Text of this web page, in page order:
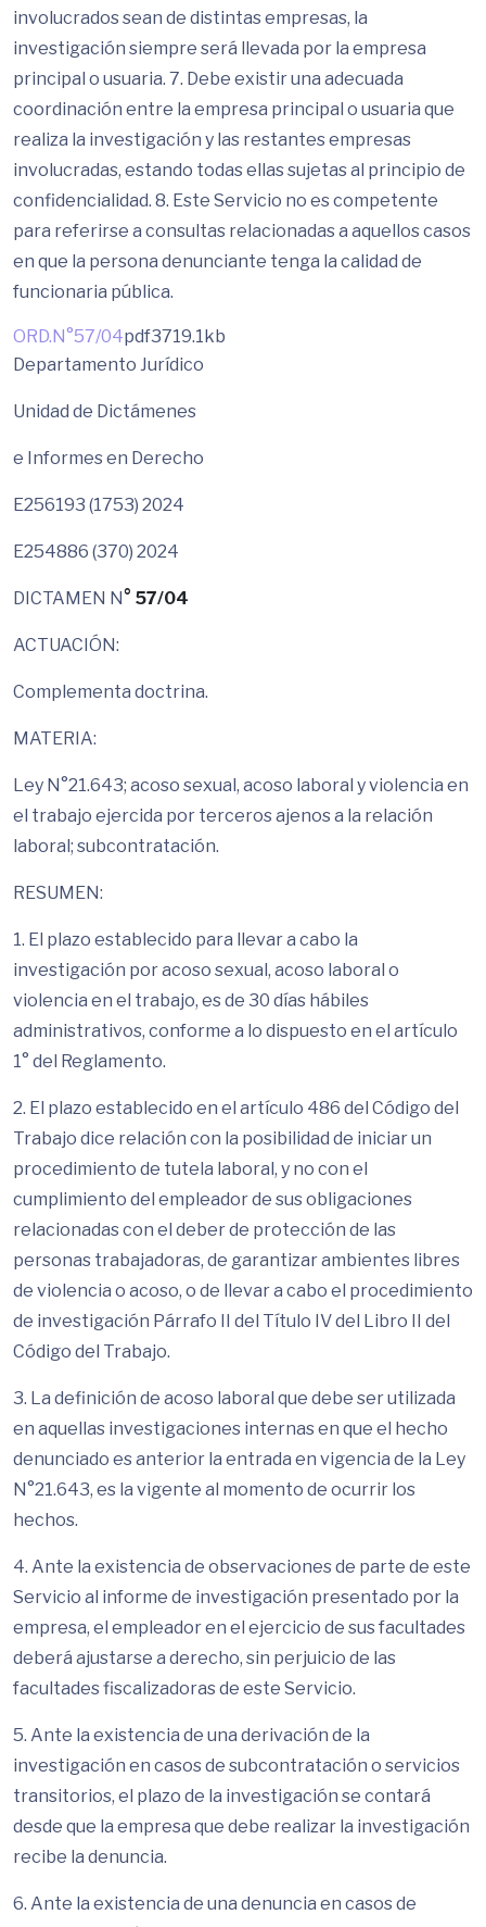
involucrados sean de distintas empresas, la
investigación siempre será llevada por la empresa
principal o usuaria. 7. Debe existir una adecuada
coordinación entre la empresa principal o usuaria que
realiza la investigación y las restantes empresas
involucradas, estando todas ellas sujetas al principio de
confidencialidad. 8. Este Servicio no es competente
para referirse a consultas relacionadas a aquellos casos
en que la persona denunciante tenga la calidad de
funcionaria pública.
ORD.N°57/04pdf3719.1kb
Departamento Jurídico
Unidad de Dictámenes
e Informes en Derecho
E256193 (1753) 2024
E254886 (370) 2024
DICTAMEN N° 57/04
ACTUACIÓN:
Complementa doctrina.
MATERIA:
Ley N°21.643; acoso sexual, acoso laboral y violencia en
el trabajo ejercida por terceros ajenos a la relación
laboral; subcontratación.
RESUMEN:
1. El plazo establecido para llevar a cabo la
investigación por acoso sexual, acoso laboral o
violencia en el trabajo, es de 30 días hábiles
administrativos, conforme a lo dispuesto en el artículo
1° del Reglamento.
2. El plazo establecido en el artículo 486 del Código del
Trabajo dice relación con la posibilidad de iniciar un
procedimiento de tutela laboral, y no con el
cumplimiento del empleador de sus obligaciones
relacionadas con el deber de protección de las
personas trabajadoras, de garantizar ambientes libres
de violencia o acoso, o de llevar a cabo el procedimiento
de investigación Párrafo II del Título IV del Libro II del
Código del Trabajo.
3. La definición de acoso laboral que debe ser utilizada
en aquellas investigaciones internas en que el hecho
denunciado es anterior la entrada en vigencia de la Ley
N°21.643, es la vigente al momento de ocurrir los
hechos.
4. Ante la existencia de observaciones de parte de este
Servicio al informe de investigación presentado por la
empresa, el empleador en el ejercicio de sus facultades
deberá ajustarse a derecho, sin perjuicio de las
facultades fiscalizadoras de este Servicio.
5. Ante la existencia de una derivación de la
investigación en casos de subcontratación o servicios
transitorios, el plazo de la investigación se contará
desde que la empresa que debe realizar la investigación
recibe la denuncia.
6. Ante la existencia de una denuncia en casos de